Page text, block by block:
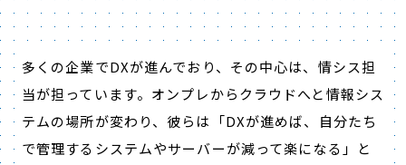
多くの企業でDXが進んでおり、その中心は、情シス担
当が担っています。オンプレからクラウドへと情報シス
テムの場所が変わり、彼らは「DXが進めば、自分たち
で管理するシステムやサーバーが減って楽になる」と